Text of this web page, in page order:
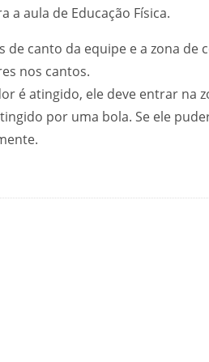
a aula de Educação Física.
de canto da equipe e a zona de
nos cantos.
é atingido, ele deve entrar na
por uma bola. Se ele